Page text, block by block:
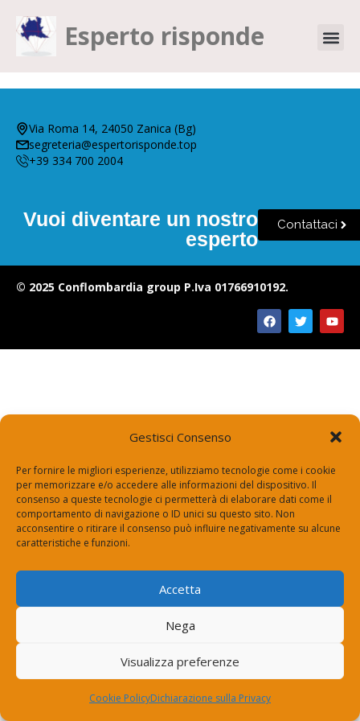
Gestisci Consenso
Per fornire le migliori esperienze, utilizziamo tecnologie come i cookie
per memorizzare e/o accedere alle informazioni del dispositivo. Il
consenso a queste tecnologie ci permetterà di elaborare dati come il
comportamento di navigazione o ID unici su questo sito. Non
acconsentire o ritirare il consenso può influire negativamente su alcune
caratteristiche e funzioni.
Accetta
Nega
Visualizza preferenze
Cookie PolicyDichiarazione sulla Privacy
Esperto risponde
Via Roma 14, 24050 Zanica (Bg)
segreteria@espertorisponde.top
+39 334 700 2004
Vuoi diventare un nostro
esperto
Contattaci
© 2025 Conflombardia group P.Iva 01766910192.